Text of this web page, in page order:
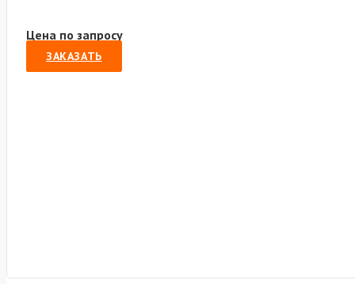
Цена по запросу
ЗАКАЗАТЬ